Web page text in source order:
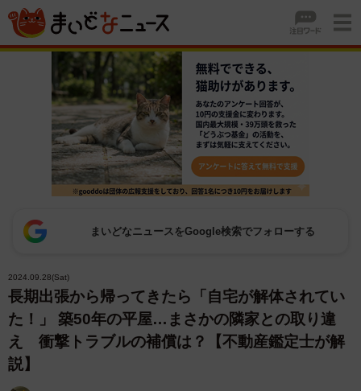
まいどなニュースをGoogle検索でフォローする
2024.09.28(Sat)
長期出張から帰ってきたら「自宅が解体されてい
た！」 築50年の平屋…まさかの隣家との取り違
え 衝撃トラブルの補償は？【不動産鑑定士が解
説】